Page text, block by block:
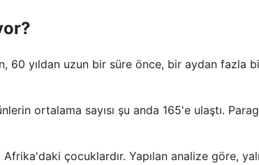
60 yıldan uzun bir süre önce, bir aydan fazla
ortalama sayısı şu anda 165'e ulaştı.
çocuklardır. Yapılan analize göre,